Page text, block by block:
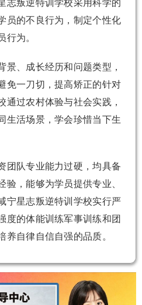
志叛逆特训学校采用科学的
员的不良行为，制定个性化
行为。
景、成长经历和问题类型，
免一刀切，提高矫正的针对
通过农村体验与社会实践，
生活场景，学会珍惜当下生
团队专业能力过硬，均具备
验，能够为学员提供专业、
宁星志叛逆特训学校实行严
度的体能训练军事训练和团
养自律自信自强的品质。